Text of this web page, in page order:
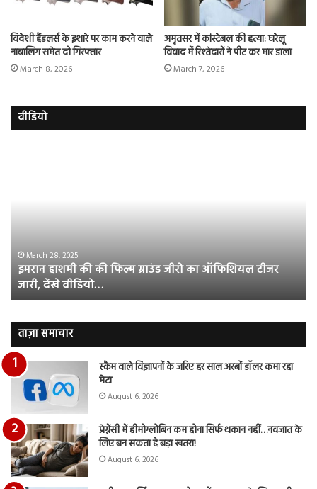
विदेशी हैंडलर्स के इशारे पर काम करने वाले
नाबालिग समेत दो गिरफ्तार
March 8, 2026
अमृतसर में कांस्टेबल की हत्या: घरेलू
विवाद में रिश्तेदारों ने पीट कर मार डाला
March 7, 2026
वीडियो
का
ऑफिशियल
टीजर
जारी,
वीडियो…
March 28, 2025
इमरान हाशमी की की फिल्म ग्राउंड जीरो का ऑफिशियल टीजर
जारी, देंखे वीडियो…
ताज़ा समाचार
स्कैम वाले विज्ञापनों के जरिए हर साल अरबों डॉलर कमा रहा
मेटा
August 6, 2026
प्रेग्नेंसी में हीमोग्लोबिन कम होना सिर्फ थकान नहीं…नवजात के
लिए बन सकता है बड़ा खतरा!
August 6, 2026